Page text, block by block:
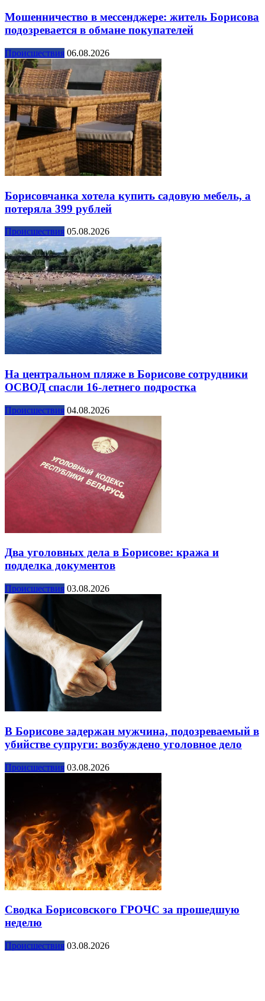
Мошенничество в мессенджере: житель Борисова
подозревается в обмане покупателей
Происшествия 06.08.2026
Борисовчанка хотела купить садовую мебель, а
потеряла 399 рублей
Происшествия 05.08.2026
На центральном пляже в Борисове сотрудники
ОСВОД спасли 16-летнего подростка
Происшествия 04.08.2026
Два уголовных дела в Борисове: кража и
подделка документов
Происшествия 03.08.2026
В Борисове задержан мужчина, подозреваемый в
убийстве супруги: возбуждено уголовное дело
Происшествия 03.08.2026
Сводка Борисовского ГРОЧС за прошедшую
неделю
Происшествия 03.08.2026